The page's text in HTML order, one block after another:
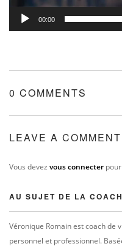
00:00
0 COMMENTS
LEAVE A COMMENT
Vous devez vous connecter
AU SUJET DE LA COACH
Véronique Romain est coach de
personnel et professionnel.